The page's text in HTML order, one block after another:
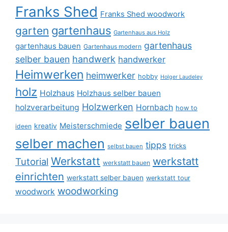
Franks Shed Franks Shed woodwork
garten gartenhaus Gartenhaus aus Holz
gartenhaus bauen Gartenhaus modern gartenhaus
selber bauen handwerk handwerker
Heimwerken heimwerker hobby Holger Laudeley
holz Holzhaus Holzhaus selber bauen
holzverarbeitung Holzwerken Hornbach how to
ideen kreativ Meisterschmiede selber bauen
selber machen selbst bauen tipps tricks
Tutorial Werkstatt werkstatt bauen werkstatt
einrichten werkstatt selber bauen werkstatt tour
woodwork woodworking